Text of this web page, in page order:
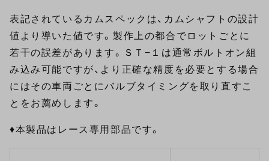
表記されているカムスペックは、カムシャフトの設計
値より導いた値です。製作上の都合でロットごとに
若干の誤差があります。ＳＴ−１は通常ボルトオン組
み込み可能ですが、より正確な精度を必要とする場合
にはその車両ごとにバルブタイミングを取り直すこ
とをお薦めします。
♦本製品はレース専用部品です。